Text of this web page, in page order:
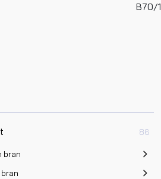
86
bran
B70/